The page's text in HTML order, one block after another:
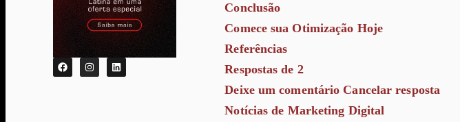
Conclusão
Comece sua Otimização Hoje
Referências
Respostas de 2
Deixe um comentário Cancelar resposta
Notícias de Marketing Digital